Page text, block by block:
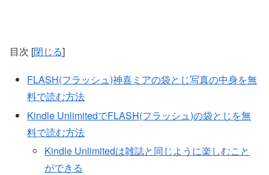
目次 [閉じる]
FLASH(フラッシュ)神喜ミアの袋とじ写真の中身を無
料で読む方法
Kindle UnlimitedでFLASH(フラッシュ)の袋とじを無
料で読む方法
Kindle Unlimitedは雑誌と同じように楽しむこと
ができる